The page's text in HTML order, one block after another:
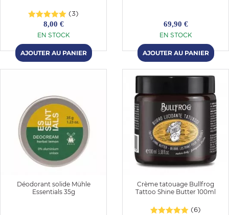
(3)
8,00 €
EN STOCK
69,90 €
EN STOCK
Déodorant solide Mühle
Essentials 35g
Crème tatouage Bullfrog
Tattoo Shine Butter 100ml
(6)